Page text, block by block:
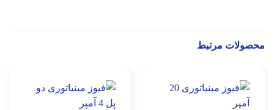
محصولات مرتبط